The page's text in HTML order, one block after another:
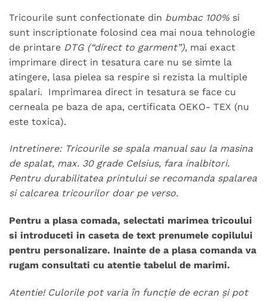
Tricourile sunt confectionate din bumbac 100% si
sunt inscriptionate folosind cea mai noua tehnologie
de printare DTG (“direct to garment”), mai exact
imprimare direct in tesatura care nu se simte la
atingere, lasa pielea sa respire si rezista la multiple
spalari. Imprimarea direct in tesatura se face cu
cerneala pe baza de apa, certificata OEKO- TEX (nu
este toxica).
Intretinere: Tricourile se spala manual sau la masina
de spalat, max. 30 grade Celsius, fara inalbitori.
Pentru durabilitatea printului se recomanda spalarea
si calcarea tricourilor doar pe verso.
Pentru a plasa comada, selectati marimea tricoului
si introduceti in caseta de text prenumele copilului
pentru personalizare. Inainte de a plasa comanda va
rugam consultati cu atentie tabelul de marimi.
Atentie! Culorile pot varia în funcție de ecran și pot